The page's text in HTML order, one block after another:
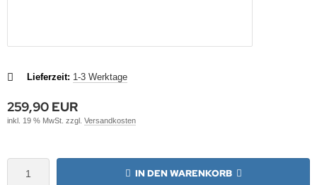
Lieferzeit: 1-3 Werktage
259,90 EUR
inkl. 19 % MwSt. zzgl. Versandkosten
IN DEN WARENKORB